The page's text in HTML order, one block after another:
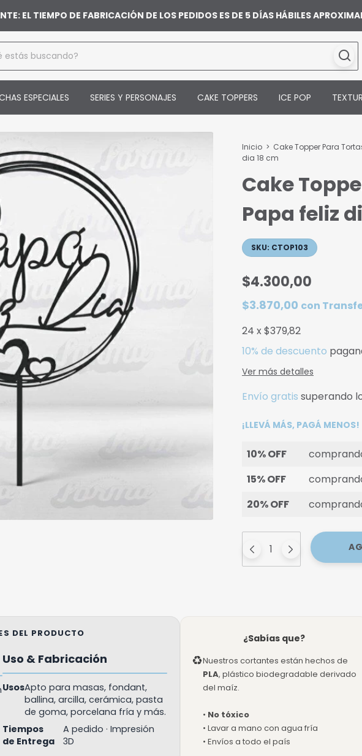
EL TIEMPO DE FABRICACIÓN DE LOS PEDIDOS ES DE 5 DÍAS HÁBILES
ESPECIALES SERIES Y PERSONAJES CAKE TOPPERS ICE POP
Inicio > Cake Topper Para
dia 18 cm
Cake
Papa feliz
SKU: CTOP103
$4.300,00
$3.870,00 con
24 x$379,82
10% de descuento
Ver más detalles
Envío gratis superando
¡LLEVÁ MÁS, PAGÁ MENOS!
10% OFF
15% OFF
20% OFF
DEL PRODUCTO
Uso & Fabricación
UsosApto para masas, fondant,
ballina, arcilla, cerámica, pasta
de goma, porcelana fría y más.
Tiempos
de Entrega
A pedido · Impresión
3D
¿Sabías que?
♻Nuestros cortantes están hechos de
PLA, plástico biodegradable derivado
del maíz.
• No tóxico
• Lavar a mano con agua fría
• Envíos a todo el país